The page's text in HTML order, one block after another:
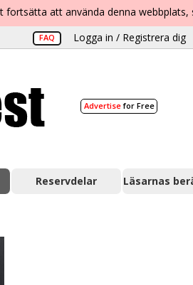
att använda denna
FAQ Logga in / Registrera dig
Advertisefor Free
Reservdelar Läsarnas